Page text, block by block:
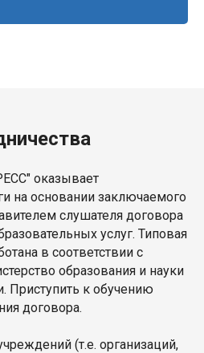
оказывает
на основании заключаемого
слушателя договора
услуг. Типовая
в соответствии с
образования и науки
Приступить к обучению
договора.
(т.е. организаций,